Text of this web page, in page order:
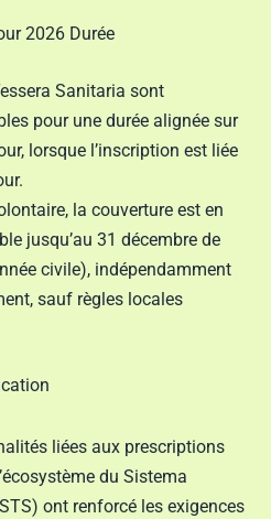
2026 Durée
Sanitaria sont
pour une durée alignée sur
lorsque l’inscription est liée
la couverture est en
jusqu’au 31 décembre de
civile), indépendamment
sauf règles locales
liées aux prescriptions
du Sistema
ont renforcé les exigences